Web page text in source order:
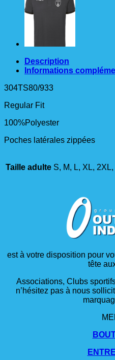
Description
Informations
304TS80/933
Regular Fit
100%Polyester
Poches latérales zippées
Taille adulte S, M, L, XL,
est à votre disposition pour
tête
Associations, Clubs
n’hésitez pas à nous